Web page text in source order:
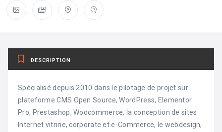
DESCRIPTION
Spécialisé depuis 2010 dans le pilotage de projet sur
plateforme CMS Open Source, WordPress, Elementor
Pro, Prestashop, Woocommerce, la conception de sites
Internet vitrine, corporate et e-Commerce, le webdesign,